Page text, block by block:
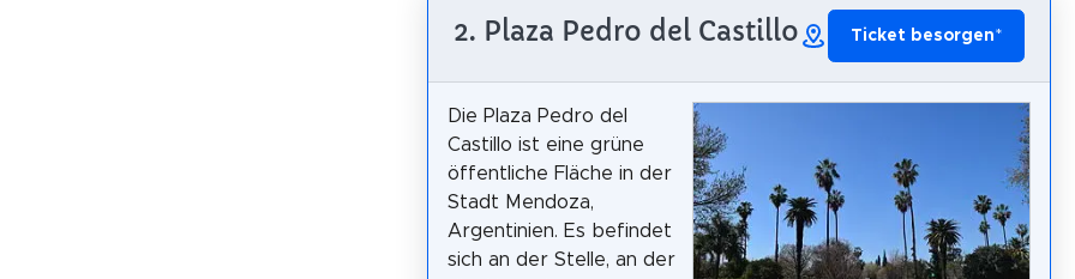
2. Plaza Pedro del Castillo Ticket besorgen*
Die Plaza Pedro del
Castillo ist eine grüne
öffentliche Fläche in der
Stadt Mendoza,
Argentinien. Es befindet
sich an der Stelle, an der